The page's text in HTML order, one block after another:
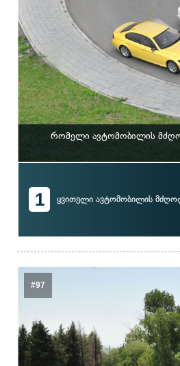
რომელი ავტომობილის
1 ყვითელი ავტომობილის
#97